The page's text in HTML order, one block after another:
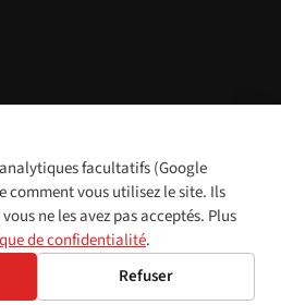
réservés. Cookie settings
简体中文Polski
facultatifs (Google
comment vous utilisez le site. Ils
ne les avez pas acceptés. Plus
de confidentialité.
Refuser